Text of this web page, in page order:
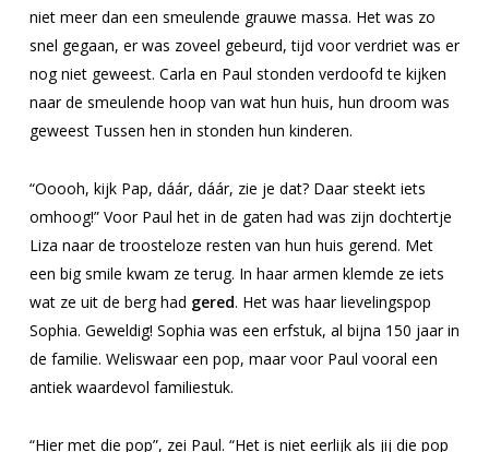
niet meer dan een smeulende grauwe massa. Het was zo
snel gegaan, er was zoveel gebeurd, tijd voor verdriet was er
nog niet geweest. Carla en Paul stonden verdoofd te kijken
naar de smeulende hoop van wat hun huis, hun droom was
geweest Tussen hen in stonden hun kinderen.
“Ooooh, kijk Pap, dáár, dáár, zie je dat? Daar steekt iets
omhoog!” Voor Paul het in de gaten had was zijn dochtertje
Liza naar de troosteloze resten van hun huis gerend. Met
een big smile kwam ze terug. In haar armen klemde ze iets
wat ze uit de berg had gered. Het was haar lievelingspop
Sophia. Geweldig! Sophia was een erfstuk, al bijna 150 jaar in
de familie. Weliswaar een pop, maar voor Paul vooral een
antiek waardevol familiestuk.
“Hier met die pop”, zei Paul. “Het is niet eerlijk als jij die pop